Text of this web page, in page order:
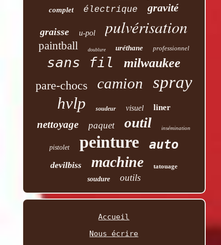
complet électrique gravité
graisse u-pol pulvérisation
paintball doublure uréthane professionnel
sans fil milwaukee
pare-chocs camion spray
hvlp soudeur visuel liner
nettoyage paquet outil insémination
pistolet peinture auto
devilbiss machine
tatouage
soudure
outils
Accueil
Nous écrire